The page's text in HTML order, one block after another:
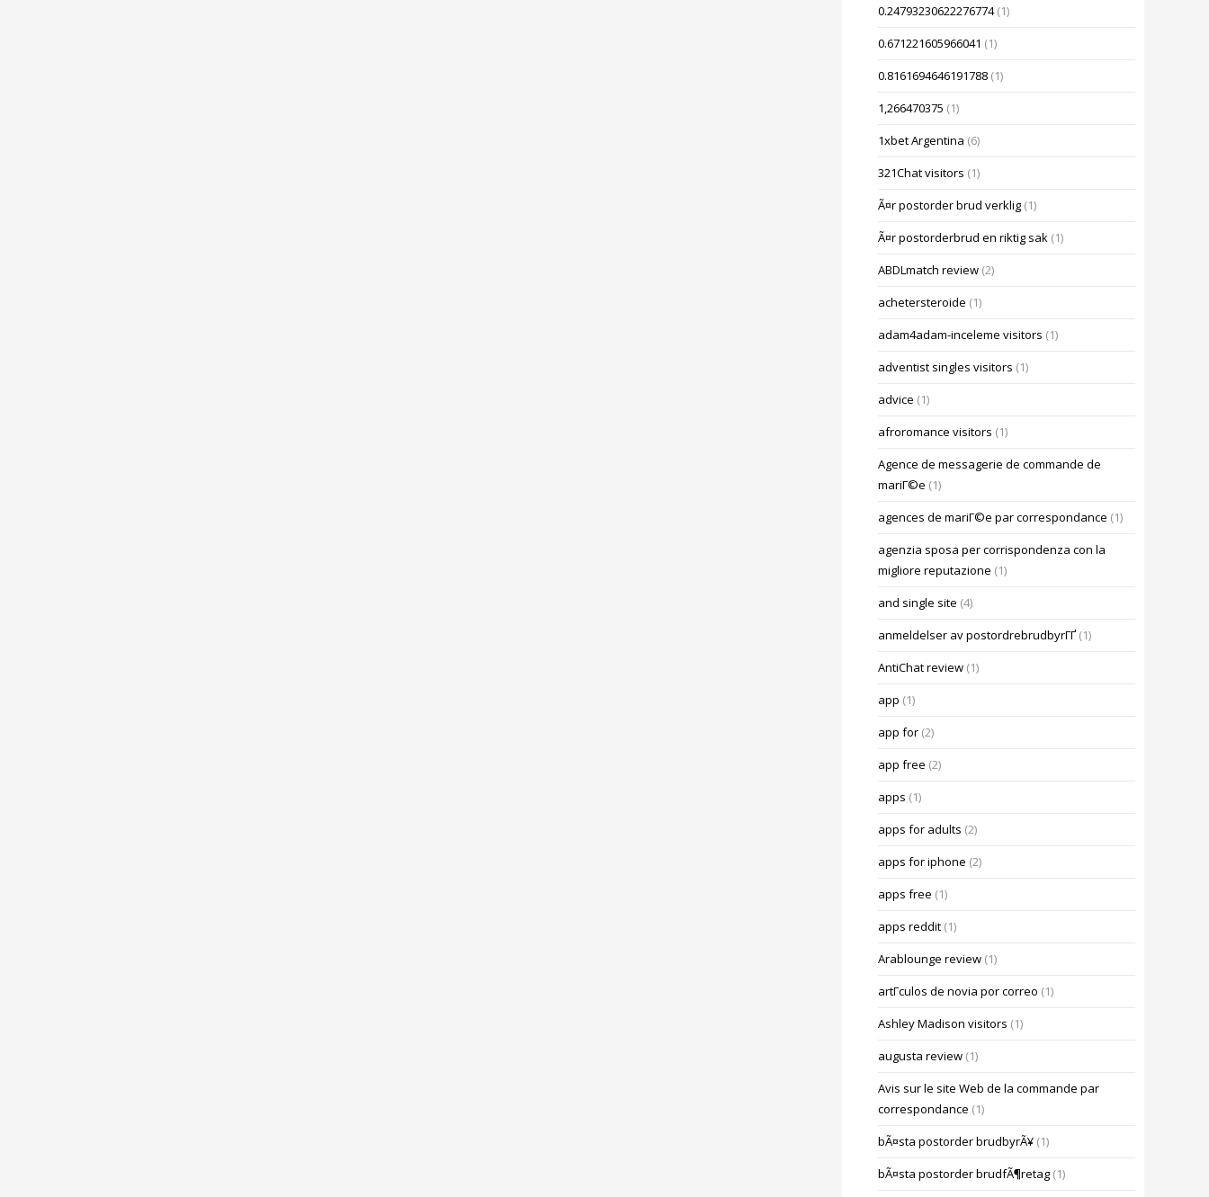
0.24793230622276774 (1)
0.671221605966041 (1)
0.8161694646191788 (1)
1,266470375 (1)
1xbet Argentina (6)
321Chat visitors (1)
Ã¤r postorder brud verklig (1)
Ã¤r postorderbrud en riktig sak (1)
ABDLmatch review (2)
achetersteroide (1)
adam4adam-inceleme visitors (1)
adventist singles visitors (1)
advice (1)
afroromance visitors (1)
Agence de messagerie de commande de
mariГ©e (1)
agences de mariГ©e par correspondance (1)
agenzia sposa per corrispondenza con la
migliore reputazione (1)
and single site (4)
anmeldelser av postordrebrudbyrГҐ (1)
AntiChat review (1)
app (1)
app for (2)
app free (2)
apps (1)
apps for adults (2)
apps for iphone (2)
apps free (1)
apps reddit (1)
Arablounge review (1)
artГ­culos de novia por correo (1)
Ashley Madison visitors (1)
augusta review (1)
Avis sur le site Web de la commande par
correspondance (1)
bÃ¤sta postorder brudbyrÃ¥ (1)
bÃ¤sta postorder brudfÃ¶retag (1)